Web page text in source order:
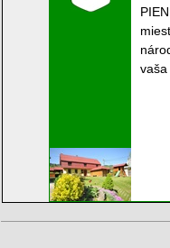
vaša